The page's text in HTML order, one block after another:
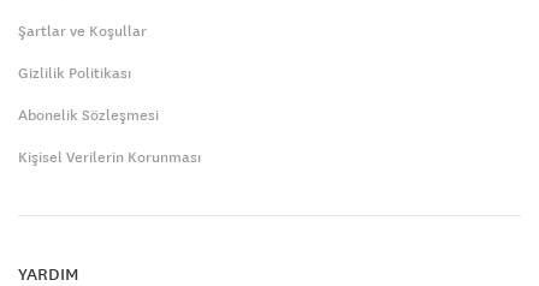
Şartlar ve Koşullar
Gizlilik Politikası
Abonelik Sözleşmesi
Kişisel Verilerin Korunması
YARDIM